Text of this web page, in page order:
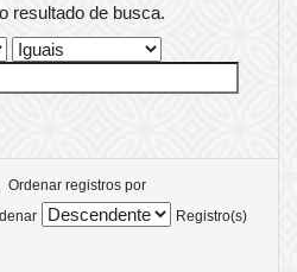
resultado de busca.
Ordenar registros por
Registro(s)